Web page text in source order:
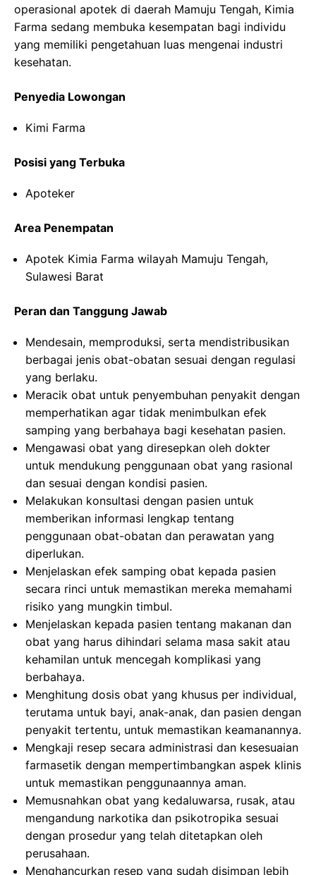
operasional apotek di daerah Mamuju Tengah, Kimia
Farma sedang membuka kesempatan bagi individu
yang memiliki pengetahuan luas mengenai industri
kesehatan.
Penyedia Lowongan
Kimi Farma
Posisi yang Terbuka
Apoteker
Area Penempatan
Apotek Kimia Farma wilayah Mamuju Tengah,
Sulawesi Barat
Peran dan Tanggung Jawab
Mendesain, memproduksi, serta mendistribusikan
berbagai jenis obat-obatan sesuai dengan regulasi
yang berlaku.
Meracik obat untuk penyembuhan penyakit dengan
memperhatikan agar tidak menimbulkan efek
samping yang berbahaya bagi kesehatan pasien.
Mengawasi obat yang diresepkan oleh dokter
untuk mendukung penggunaan obat yang rasional
dan sesuai dengan kondisi pasien.
Melakukan konsultasi dengan pasien untuk
memberikan informasi lengkap tentang
penggunaan obat-obatan dan perawatan yang
diperlukan.
Menjelaskan efek samping obat kepada pasien
secara rinci untuk memastikan mereka memahami
risiko yang mungkin timbul.
Menjelaskan kepada pasien tentang makanan dan
obat yang harus dihindari selama masa sakit atau
kehamilan untuk mencegah komplikasi yang
berbahaya.
Menghitung dosis obat yang khusus per individual,
terutama untuk bayi, anak-anak, dan pasien dengan
penyakit tertentu, untuk memastikan keamanannya.
Mengkaji resep secara administrasi dan kesesuaian
farmasetik dengan mempertimbangkan aspek klinis
untuk memastikan penggunaannya aman.
Memusnahkan obat yang kedaluwarsa, rusak, atau
mengandung narkotika dan psikotropika sesuai
dengan prosedur yang telah ditetapkan oleh
perusahaan.
Menghancurkan resep yang sudah disimpan lebih